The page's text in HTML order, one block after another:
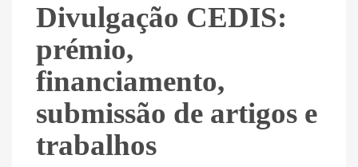
Divulgação CEDIS:
prémio,
financiamento,
submissão de artigos e
trabalhos